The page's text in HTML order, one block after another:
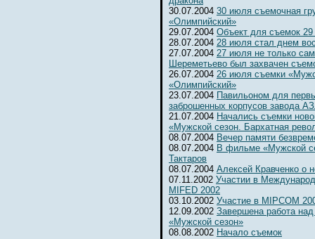
30.07.2004 30 июля съемочная
«Олимпийский»
29.07.2004 Объект для съемок
28.07.2004 28 июля стал днем
27.07.2004 27 июля не только
Шереметьево был захвачен
26.07.2004 26 июля съемки
«Олимпийский»
23.07.2004 Павильоном для
заброшенных корпусов завода
21.07.2004 Начались съемки
«Мужской сезон. Бархатная
08.07.2004 Вечер памяти
08.07.2004 В фильме «Мужской
Тактаров
08.07.2004 Алексей Кравченко о
07.11.2002 Участии в
MIFED 2002
03.10.2002 Участие в MIPCOM
12.09.2002 Завершена работа
«Мужской сезон»
08.08.2002 Начало съемок